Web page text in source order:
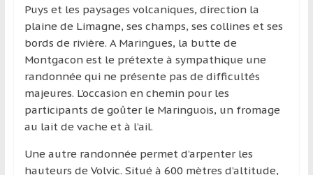
Puys et les paysages volcaniques, direction la
plaine de Limagne, ses champs, ses collines et ses
bords de rivière. A Maringues, la butte de
Montgacon est le prétexte à sympathique une
randonnée qui ne présente pas de difficultés
majeures. L’occasion en chemin pour les
participants de goûter le Maringuois, un fromage
au lait de vache et à l’ail.
Une autre randonnée permet d’arpenter les
hauteurs de Volvic. Situé à 600 mètres d’altitude,